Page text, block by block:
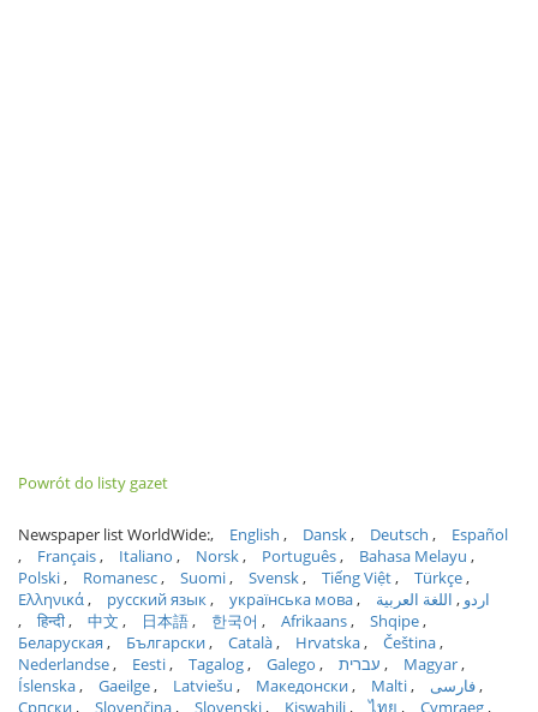
Powrót do listy gazet
Newspaper list WorldWide: English Dansk Deutsch
Español
Français
Italiano Norsk Português
Bahasa Melayu
Polski
Romanesc Suomi Svensk Tiếng Việt
Türkçe
Ελληνικά
русский язык українська мова اردو
اللغة العربية
हिन्दी
中文 日本語 한국어 Afrikaans
Shqipe
Беларуская
Български Català Hrvatska
Čeština
Nederlandse
Eesti Tagalog Galego עברית
Magyar
Íslenska
Gaeilge Latviešu Македонски Malti
فارسی
Српски
Slovenčina Slovenski Kiswahili ไทย Cymraeg